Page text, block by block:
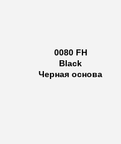
0080 FH
Black
Черная основа